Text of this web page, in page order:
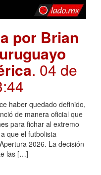
por Brian
. 04 de
haber quedado definido,
de manera oficial que
para fichar al extremo
que el futbolista
2026. La decisión
las […]